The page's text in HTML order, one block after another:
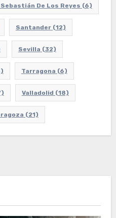
Sebastián De Los Reyes (6)
Santander(12)
Sevilla (32)
Tarragona (6)
Valladolid (18)
(21)